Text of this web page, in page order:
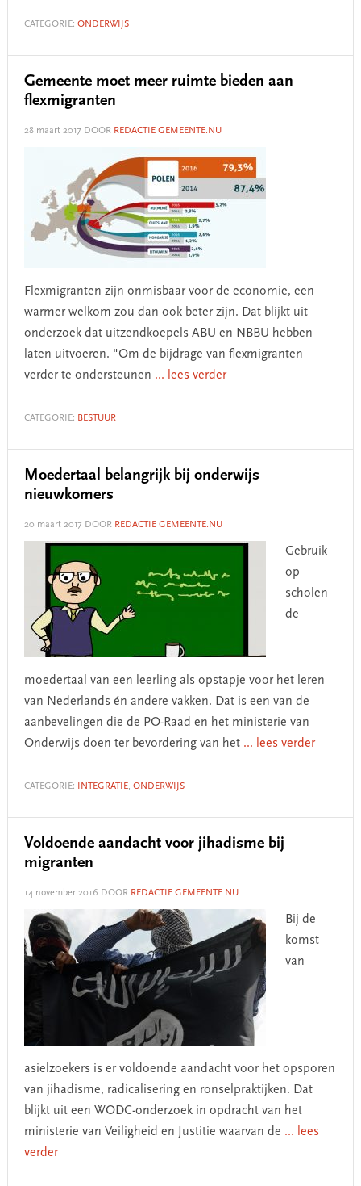
CATEGORIE: ONDERWIJS
Gemeente moet meer ruimte bieden aan
flexmigranten
28 maart 2017 DOOR REDACTIE GEMEENTE.NU
Flexmigranten zijn onmisbaar voor de economie, een
warmer welkom zou dan ook beter zijn. Dat blijkt uit
onderzoek dat uitzendkoepels ABU en NBBU hebben
laten uitvoeren. "Om de bijdrage van flexmigranten
verder te ondersteunen ... lees verder
CATEGORIE: BESTUUR
Moedertaal belangrijk bij onderwijs
nieuwkomers
20 maart 2017 DOOR REDACTIE GEMEENTE.NU
Gebruik
op
scholen
de
moedertaal van een leerling als opstapje voor het leren
van Nederlands én andere vakken. Dat is een van de
aanbevelingen die de PO-Raad en het ministerie van
Onderwijs doen ter bevordering van het ... lees verder
CATEGORIE: INTEGRATIE, ONDERWIJS
Voldoende aandacht voor jihadisme bij
migranten
14 november 2016 DOOR REDACTIE GEMEENTE.NU
Bij de
komst
van
asielzoekers is er voldoende aandacht voor het opsporen
van jihadisme, radicalisering en ronselpraktijken. Dat
blijkt uit een WODC-onderzoek in opdracht van het
ministerie van Veiligheid en Justitie waarvan de ... lees
verder